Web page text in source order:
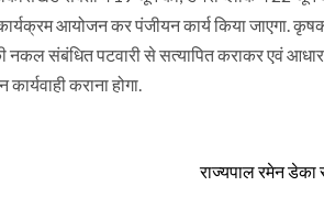
आयोजन कर पंजीयन कार्य किया जाएगा.
संबंधित पटवारी से सत्यापित कराकर एवं आधार
कराना होगा.
राज्यपाल रमेन